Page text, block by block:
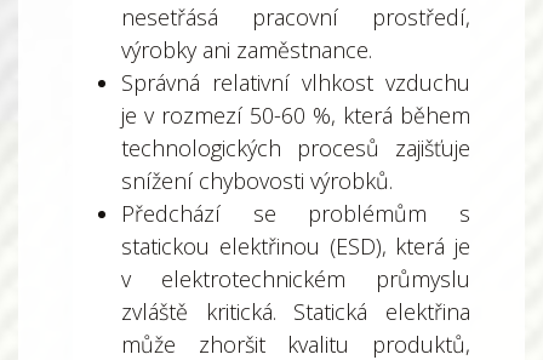
nesetřásá pracovní prostředí,
výrobky ani zaměstnance.
Správná relativní vlhkost vzduchu
je v rozmezí 50-60 %, která během
technologických procesů zajišťuje
snížení chybovosti výrobků.
Předchází se problémům s
statickou elektřinou (ESD), která je
v elektrotechnickém průmyslu
zvláště kritická. Statická elektřina
může zhoršit kvalitu produktů,